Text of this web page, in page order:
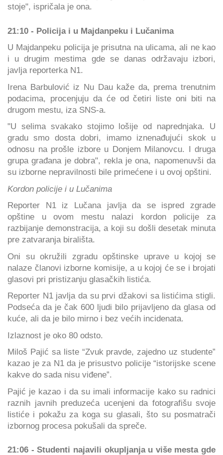
stoje", ispričala je ona.
21:10 - Policija i u Majdanpeku i Lučanima
U Majdanpeku policija je prisutna na ulicama, ali ne kao
i u drugim mestima gde se danas održavaju izbori,
javlja reporterka N1.
Irena Barbulović iz Nu Dau kaže da, prema trenutnim
podacima, procenjuju da će od četiri liste oni biti na
drugom mestu, iza SNS-a.
"U selima svakako stojimo lošije od naprednjaka. U
gradu smo dosta dobri, imamo iznenađujući skok u
odnosu na prošle izbore u Donjem Milanovcu. I druga
grupa građana je dobra", rekla je ona, napomenuvši da
su izborne nepravilnosti bile primećene i u ovoj opštini.
Kordon policije i u Lučanima
Reporter N1 iz Lučana javlja da se ispred zgrade
opštine u ovom mestu nalazi kordon policije za
razbijanje demonstracija, a koji su došli desetak minuta
pre zatvaranja birališta.
Oni su okružili zgradu opštinske uprave u kojoj se
nalaze članovi izborne komisije, a u kojoj će se i brojati
glasovi pri pristizanju glasačkih listića.
Reporter N1 javlja da su prvi džakovi sa listićima stigli.
Podseća da je čak 600 ljudi bilo prijavljeno da glasa od
kuće, ali da je bilo mirno i bez većih incidenata.
Izlaznost je oko 80 odsto.
Miloš Pajić sa liste “Zvuk pravde, zajedno uz studente”
kazao je za N1 da je prisustvo policije “istorijske scene
kakve do sada nisu viđene”.
Pajić je kazao i da su imali informacije kako su radnici
raznih javnih preduzeća ucenjeni da fotografišu svoje
listiće i pokažu za koga su glasali, što su posmatrači
izbornog procesa pokušali da spreče.
21:06 - Studenti najavili okupljanja u više mesta gde